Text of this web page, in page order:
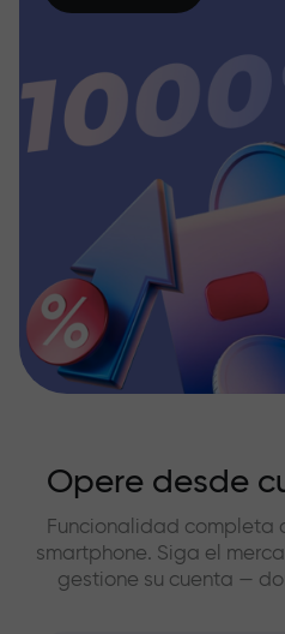
Opere desde
Funcionalidad completa
smartphone. Siga el
gestione su cuenta —